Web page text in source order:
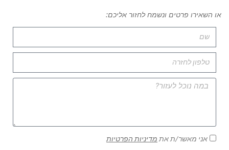
או השאירו פרטים ונשמח לחזור אליכם:
אני מאשר/ת את מדיניות הפרטיות